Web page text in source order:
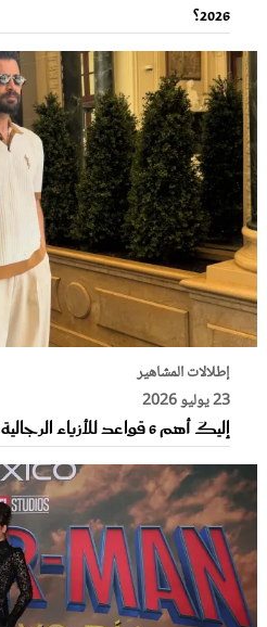
2026؟
إطلالات المشاهير
23 يوليو 2026
إليكَ أهم 6 قواعد للأزياء الرجالية بأسلوب النجوم